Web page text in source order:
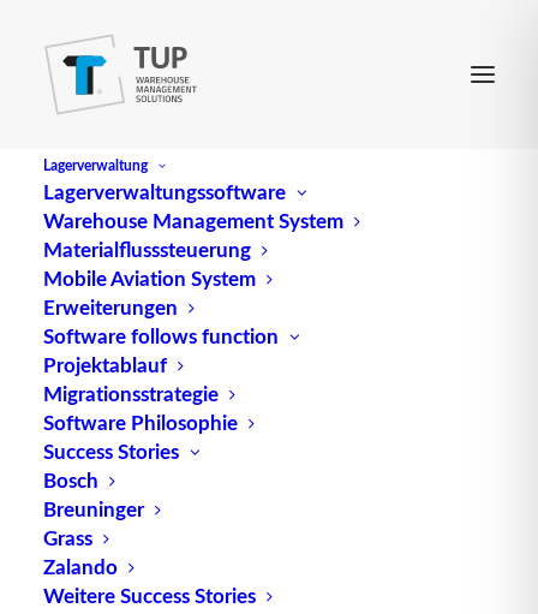
Lagerverwaltung
Lagerverwaltungssoftware
Warehouse Management System
Materialflusssteuerung
Mobile Aviation System
Erweiterungen
Software follows function
Projektablauf
Migrationsstrategie
Software Philosophie
Success Stories
Bosch
Breuninger
Grass
Zalando
Weitere Success Stories
Traditionelle
Kennzahlensysteme –